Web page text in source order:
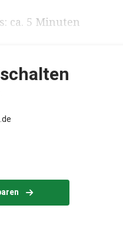
ca. 5 Minuten